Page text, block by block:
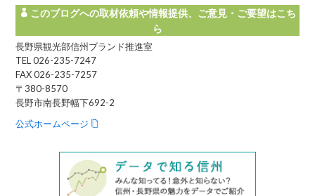
このブログへの取材依頼や情報提供、ご意見・ご要望はこち
ら
長野県観光部信州ブランド推進室
TEL 026-235-7247
FAX 026-235-7257
〒380-8570
長野市南長野幅下692-2
公式ホームページ